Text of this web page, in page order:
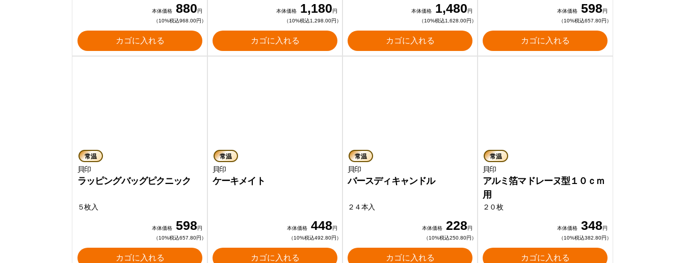
本体価格 880円
（10%税込968.00円）
カゴに入れる
本体価格 1,180円
（10%税込1,298.00円）
カゴに入れる
本体価格 1,480円
（10%税込1,628.00円）
カゴに入れる
本体価格 598円
（10%税込657.80円）
カゴに入れる
常温
貝印
ラッピングバッグピクニック
５枚入
本体価格 598円
（10%税込657.80円）
カゴに入れる
常温
貝印
ケーキメイト
本体価格 448円
（10%税込492.80円）
カゴに入れる
常温
貝印
バースディキャンドル
２４本入
本体価格 228円
（10%税込250.80円）
カゴに入れる
常温
貝印
アルミ箔マドレーヌ型１０ｃｍ
用
２０枚
本体価格 348円
（10%税込382.80円）
カゴに入れる